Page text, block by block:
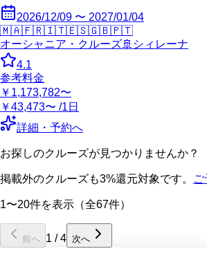
2026/12/09 〜 2027/01/04
🇲🇦🇫🇷🇮🇹🇪🇸🇬🇧🇵🇹
オーシャニア・クルーズ🚢 シィレーナ
4.1
参考料金
￥1,173,782〜
￥43,473〜 /1日
詳細・予約へ
お探しのクルーズが見つかりませんか？
掲載外のクルーズも3%還元対象です。
1〜20件を表示（全67件）
前へ 1 /4 次へ